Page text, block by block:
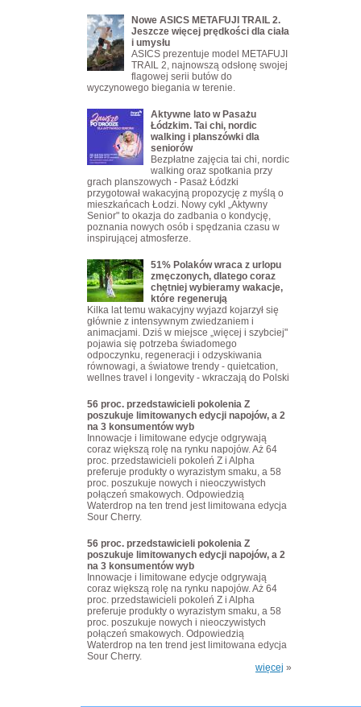
Nowe ASICS METAFUJI TRAIL 2.
Jeszcze więcej prędkości dla ciała
i umysłu
ASICS prezentuje model METAFUJI
TRAIL 2, najnowszą odsłonę swojej
flagowej serii butów do
wyczynowego biegania w terenie.
Aktywne lato w Pasażu
Łódzkim. Tai chi, nordic
walking i planszówki dla
seniorów
Bezpłatne zajęcia tai chi, nordic
walking oraz spotkania przy
grach planszowych - Pasaż Łódzki
przygotował wakacyjną propozycję z myślą o
mieszkańcach Łodzi. Nowy cykl „Aktywny
Senior" to okazja do zadbania o kondycję,
poznania nowych osób i spędzania czasu w
inspirującej atmosferze.
51% Polaków wraca z urlopu
zmęczonych, dlatego coraz
chętniej wybieramy wakacje,
które regenerują
Kilka lat temu wakacyjny wyjazd kojarzył się
głównie z intensywnym zwiedzaniem i
animacjami. Dziś w miejsce „więcej i szybciej"
pojawia się potrzeba świadomego
odpoczynku, regeneracji i odzyskiwania
równowagi, a światowe trendy - quietcation,
wellnes travel i longevity - wkraczają do Polski
56 proc. przedstawicieli pokolenia Z
poszukuje limitowanych edycji napojów, a 2
na 3 konsumentów wyb
Innowacje i limitowane edycje odgrywają
coraz większą rolę na rynku napojów. Aż 64
proc. przedstawicieli pokoleń Z i Alpha
preferuje produkty o wyrazistym smaku, a 58
proc. poszukuje nowych i nieoczywistych
połączeń smakowych. Odpowiedzią
Waterdrop na ten trend jest limitowana edycja
Sour Cherry.
56 proc. przedstawicieli pokolenia Z
poszukuje limitowanych edycji napojów, a 2
na 3 konsumentów wyb
Innowacje i limitowane edycje odgrywają
coraz większą rolę na rynku napojów. Aż 64
proc. przedstawicieli pokoleń Z i Alpha
preferuje produkty o wyrazistym smaku, a 58
proc. poszukuje nowych i nieoczywistych
połączeń smakowych. Odpowiedzią
Waterdrop na ten trend jest limitowana edycja
Sour Cherry.
więcej »